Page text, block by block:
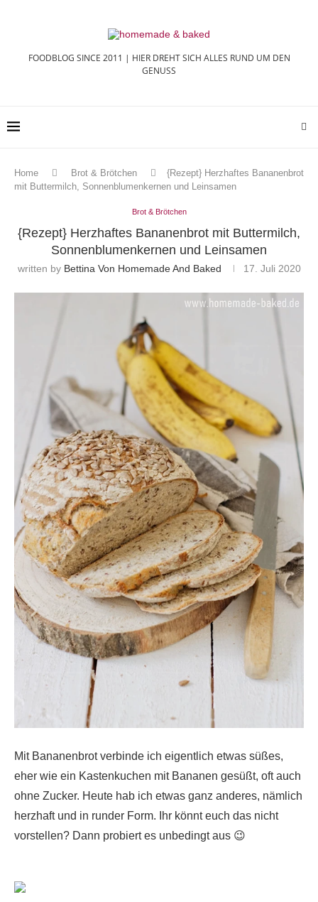
FOODBLOG SINCE 2011 | HIER DREHT SICH ALLES RUND UM DEN
GENUSS
Home Brot & Brötchen
{Rezept} Herzhaftes Bananenbrot
mit Buttermilch, Sonnenblumenkernen und Leinsamen
Brot & Brötchen
{Rezept} Herzhaftes Bananenbrot mit Buttermilch,
Sonnenblumenkernen und Leinsamen
written by Bettina Von Homemade And Baked 17. Juli 2020
Mit Bananenbrot verbinde ich eigentlich etwas süßes,
eher wie ein Kastenkuchen mit Bananen gesüßt, oft auch
ohne Zucker. Heute hab ich etwas ganz anderes, nämlich
herzhaft und in runder Form. Ihr könnt euch das nicht
vorstellen? Dann probiert es unbedingt aus 😉